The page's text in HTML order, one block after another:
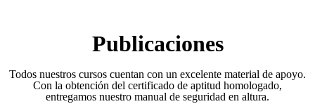
Publicaciones
Todos nuestros cursos cuentan con un excelente material de apoyo.
Con la obtención del certificado de aptitud homologado,
entregamos nuestro manual de seguridad en altura.